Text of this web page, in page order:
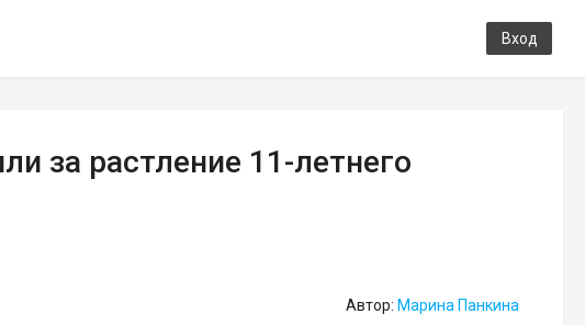
Вход
за растление 11-летнего
Автор: Марина Панкина